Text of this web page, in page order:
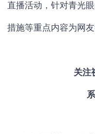
直播活动，针对青光
措施等重点内容为网友
关注